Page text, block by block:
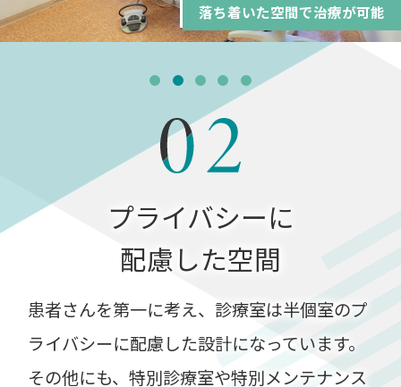
落ち着いた空間で治療が可能
プライバシーに
配慮した空間
患者さんを第一に考え、診療室は半個室のプ
ライバシーに配慮した設計になっています。
その他にも、特別診療室や特別メンテナンス